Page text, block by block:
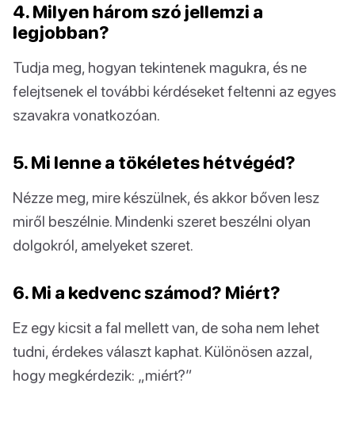
4. Milyen három szó jellemzi a
legjobban?
Tudja meg, hogyan tekintenek magukra, és ne
felejtsenek el további kérdéseket feltenni az egyes
szavakra vonatkozóan.
5. Mi lenne a tökéletes hétvégéd?
Nézze meg, mire készülnek, és akkor bőven lesz
miről beszélnie. Mindenki szeret beszélni olyan
dolgokról, amelyeket szeret.
6. Mi a kedvenc számod? Miért?
Ez egy kicsit a fal mellett van, de soha nem lehet
tudni, érdekes választ kaphat. Különösen azzal,
hogy megkérdezik: „miért?”